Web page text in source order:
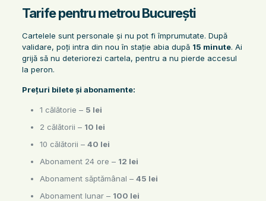
Tarife pentru metrou București
Cartelele sunt personale și nu pot fi împrumutate. După
validare, poți intra din nou în stație abia după 15 minute. Ai
grijă să nu deteriorezi cartela, pentru a nu pierde accesul
la peron.
Prețuri bilete și abonamente:
1 călătorie – 5 lei
2 călătorii – 10 lei
10 călătorii – 40 lei
Abonament 24 ore – 12 lei
Abonament săptămânal – 45 lei
Abonament lunar – 100 lei